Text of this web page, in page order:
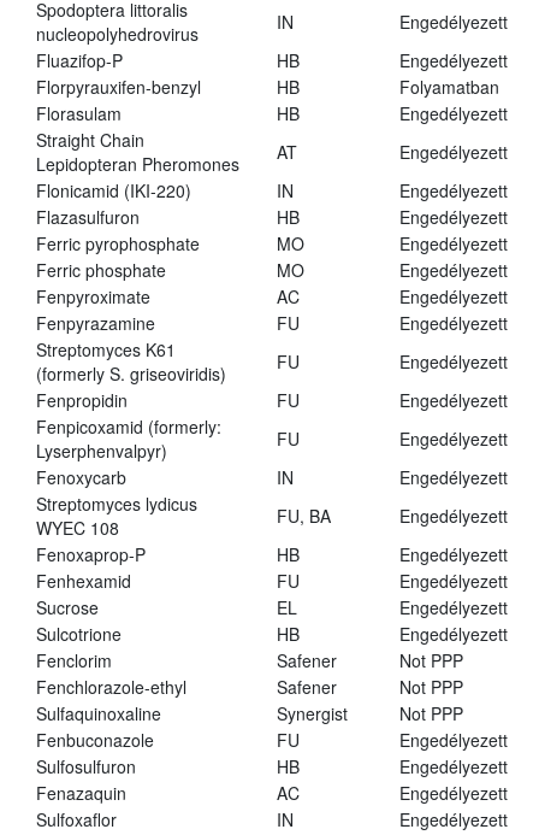
Spodoptera littoralis
nucleopolyhedrovirus
IN
Engedélyezett
Fluazifop-P
HB
Engedélyezett
Florpyrauxifen-benzyl
HB
Folyamatban
Florasulam
HB
Engedélyezett
Straight Chain
Lepidopteran Pheromones
AT
Engedélyezett
Flonicamid (IKI-220)
IN
Engedélyezett
Flazasulfuron
HB
Engedélyezett
Ferric pyrophosphate
MO
Engedélyezett
Ferric phosphate
MO
Engedélyezett
Fenpyroximate
AC
Engedélyezett
Fenpyrazamine
FU
Engedélyezett
Streptomyces K61
(formerly S. griseoviridis)
FU
Engedélyezett
Fenpropidin
FU
Engedélyezett
Fenpicoxamid (formerly:
Lyserphenvalpyr)
FU
Engedélyezett
Fenoxycarb
IN
Engedélyezett
Streptomyces lydicus
WYEC 108
FU, BA
Engedélyezett
Fenoxaprop-P
HB
Engedélyezett
Fenhexamid
FU
Engedélyezett
Sucrose
EL
Engedélyezett
Sulcotrione
HB
Engedélyezett
Fenclorim
Safener
Not PPP
Fenchlorazole-ethyl
Safener
Not PPP
Sulfaquinoxaline
Synergist
Not PPP
Fenbuconazole
FU
Engedélyezett
Sulfosulfuron
HB
Engedélyezett
Fenazaquin
AC
Engedélyezett
Sulfoxaflor
IN
Engedélyezett